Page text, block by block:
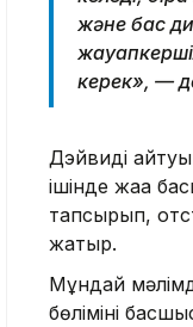
және бас
керек», —
Дэйвидің
ішінде жаңа
тапсырып,
жатыр.
Мұндай
бөлімінің